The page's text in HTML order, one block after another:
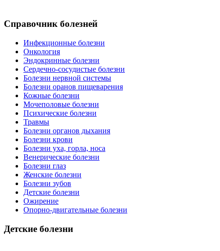
Справочник болезней
Инфекционные болезни
Онкология
Эндокринные болезни
Сердечно-сосудистые болезни
Болезни нервной системы
Болезни оранов пищеварения
Кожные болезни
Мочеполовые болезни
Психические болезни
Травмы
Болезни органов дыхания
Болезни крови
Болезни уха, горла, носа
Венерические болезни
Болезни глаз
Женские болезни
Болезни зубов
Детские болезни
Ожирение
Опopно-двигательные болезни
Детские болезни